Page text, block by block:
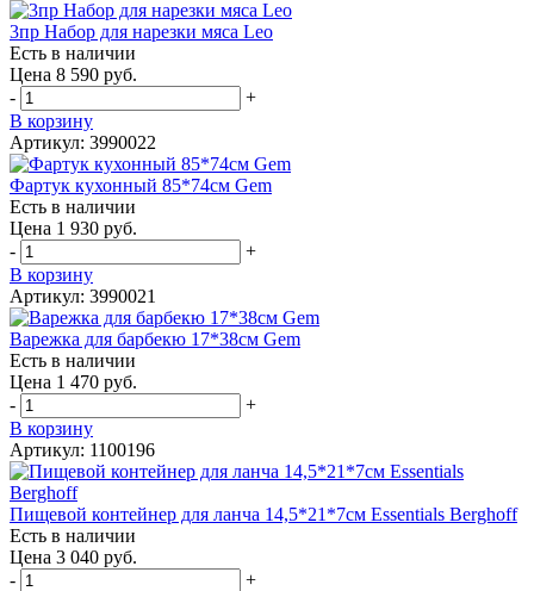
3пр Набор для нарезки мяса Leo
Есть в наличии
Цена 8 590 руб.
-
+
В корзину
Артикул: 3990022
Фартук кухонный 85*74см Gem
Есть в наличии
Цена 1 930 руб.
-
+
В корзину
Артикул: 3990021
Варежка для барбекю 17*38см Gem
Есть в наличии
Цена 1 470 руб.
-
+
В корзину
Артикул: 1100196
Пищевой контейнер для ланча 14,5*21*7см Essentials Berghoff
Есть в наличии
Цена 3 040 руб.
-
+